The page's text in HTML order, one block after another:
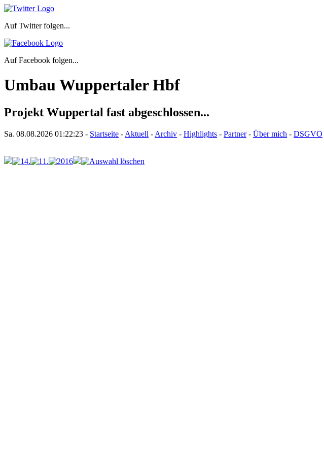
Auf Twitter folgen...
Auf Facebook folgen...
Umbau Wuppertaler Hbf
Projekt Wuppertal fast abgeschlossen...
Sa. 08.08.2026 01:22:23 - Startseite - Aktuell - Archiv - Highlights - Partner- Über mich - DSGVO